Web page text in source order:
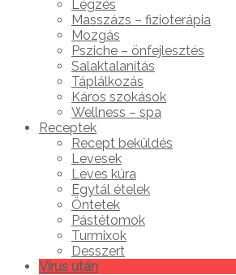
Légzés
Masszázs – fizioterápia
Mozgás
Psziche – önfejlesztés
Salaktalanítás
Táplálkozás
Káros szokások
Wellness – spa
Receptek
Recept beküldés
Levesek
Leves kúra
Egytál ételek
Öntetek
Pástétomok
Turmixok
Desszert
Vírus után